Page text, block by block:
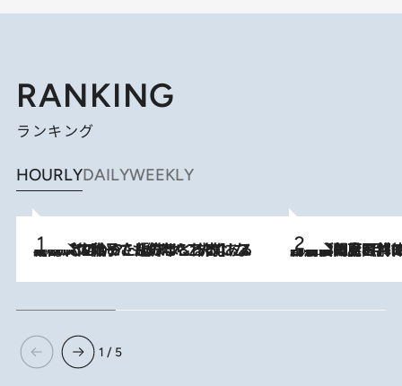
RANKING
ランキング
HOURLYDAILYWEEKLY
2026.8.5
【阿川佐和子さんの年とる力】なぜ70代で始めた趣味は“こんなに楽しい”のか？ ピアノ、俳句…スランプに陥っても続けられる“ある秘訣”とは 2026.8.8
「最後に見られてよかった」上野動物園の東園パンダ舎が解体前に特別公開。8月16日まで延長されたパネル展と共に辿る“半世紀”のパンダ飼育《解体工事の図面あり》
1 / 5